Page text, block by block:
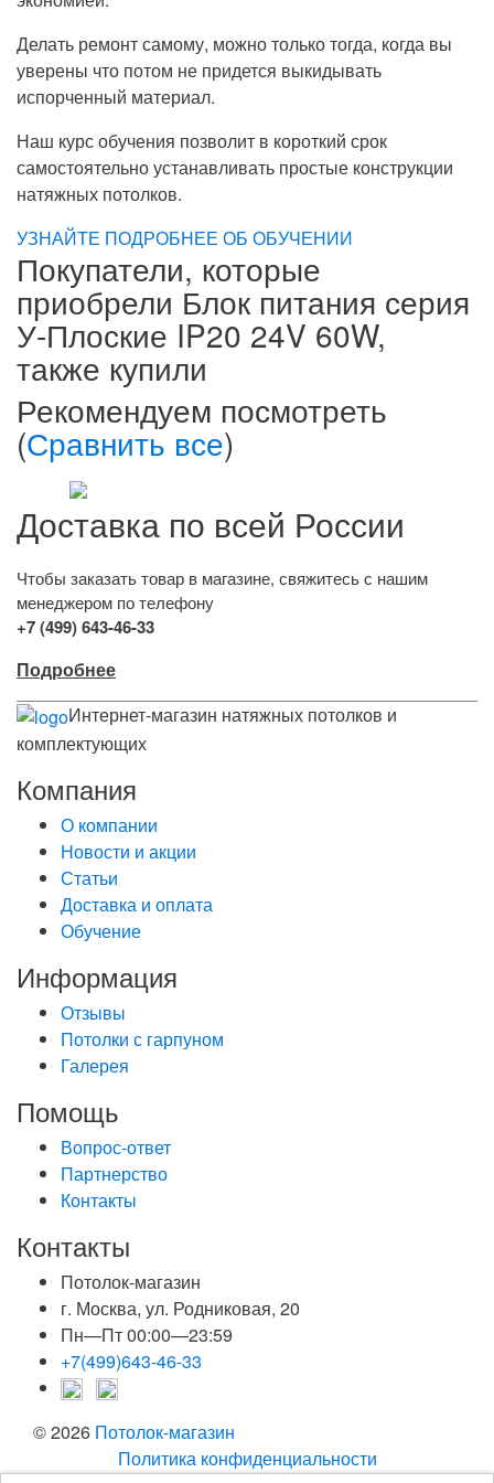
Делать ремонт самому, можно только тогда, когда вы
уверены что потом не придется выкидывать
испорченный материал.
Наш курс обучения позволит в короткий срок
самостоятельно устанавливать простые конструкции
натяжных потолков.
УЗНАЙТЕ ПОДРОБНЕЕ ОБ ОБУЧЕНИИ
Покупатели, которые
приобрели Блок питания серия
У-Плоские IP20 24V 60W,
также купили
Рекомендуем посмотреть
(Сравнить все)
Доставка по всей России
Чтобы заказать товар в магазине, свяжитесь с нашим
менеджером по телефону
+7 (499) 643-46-33
Подробнее
Интернет-магазин натяжных потолков и
комплектующих
Компания
О компании
Новости и акции
Статьи
Доставка и оплата
Обучение
Информация
Отзывы
Потолки с гарпуном
Галерея
Помощь
Вопрос-ответ
Партнерство
Контакты
Контакты
Потолок-магазин
г. Москва, ул. Родниковая, 20
Пн—Пт 00:00—23:59
+7(499)643-46-33
© 2026 Потолок-магазин
Политика конфиденциальности